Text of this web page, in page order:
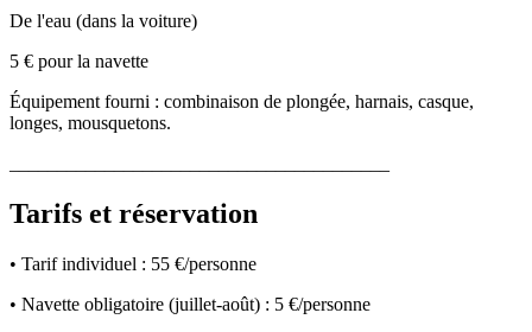
De l'eau (dans la voiture)
5 € pour la navette
Équipement fourni : combinaison de plongée, harnais, casque,
longes, mousquetons.
Tarifs et réservation
• Tarif individuel : 55 €/personne
• Navette obligatoire (juillet-août) : 5 €/personne